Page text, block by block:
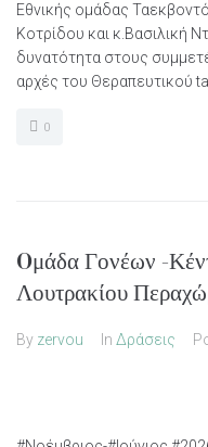
Εθνικής ομάδας
Κοτρίδου και κ.Βασιλική
δυνατότητα στους
αρχές του Θεραπευτικού
0
Oμάδα Γονέων -
Λουτρακίου
By zervou In Δράσεις